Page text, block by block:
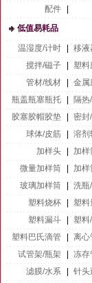
配件
低值易耗品
温湿度/计时
移液
搅拌/磁子
塑料
管材/线材
金属
瓶盖瓶塞瓶托
隔热
胶塞胶帽胶垫
密封
球体/皮筋
溶剂
加样头
加样
微量加样筒
加样
玻璃加样筒
洗瓶
塑料烧杯
塑料
塑料漏斗
塑料
塑料巴氏滴管
离心
试管架/瓶架
冻存
滤膜/水系
针头